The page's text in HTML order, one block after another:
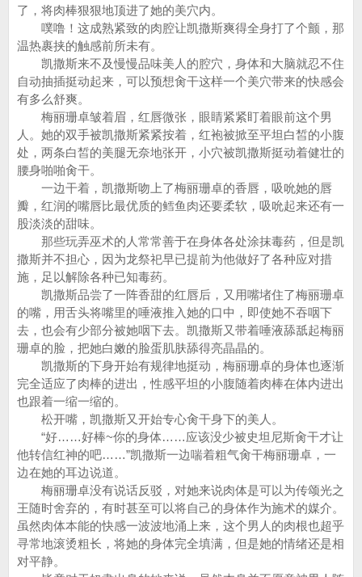
了，将肉棒狠狠地顶进了她的美穴内。
噗噜！这成熟紧致的肉腔让凯撒斯爽得全身打了个颤，那
温热裹挟的触感前所未有。
凯撒斯来不及慢慢品味美人的腔穴，身体和大脑就忍不住
自动抽插挺动起来，可以预想肏干这样一个美穴带来的快感会
有多么舒爽。
梅丽珊卓皱着眉，红唇微张，眼睛紧紧盯着眼前这个男
人。她的双手被凯撒斯紧紧按着，红袍被掀至平坦白皙的小腹
处，两条白皙的美腿无奈地张开，小穴被凯撒斯挺动着健壮的
腰身啪啪肏干。
一边干着，凯撒斯吻上了梅丽珊卓的香唇，吸吮她的唇
瓣，红润的嘴唇比最优质的鳕鱼肉还要柔软，吸吮起来还有一
股淡淡的甜味。
那些玩弄巫术的人常常善于在身体各处涂抹毒药，但是凯
撒斯并不担心，因为龙祭祀早已提前为他做好了各种应对措
施，足以解除各种已知毒药。
凯撒斯品尝了一阵香甜的红唇后，又用嘴堵住了梅丽珊卓
的嘴，用舌头将嘴里的唾液推入她的口中，即使她不吞咽下
去，也会有少部分被她咽下去。凯撒斯又带着唾液舔舐起梅丽
珊卓的脸，把她白嫩的脸蛋肌肤舔得亮晶晶的。
凯撒斯的下身开始有规律地挺动，梅丽珊卓的身体也逐渐
完全适应了肉棒的进出，性感平坦的小腹随着肉棒在体内进出
也跟着一缩一缩的。
松开嘴，凯撒斯又开始专心肏干身下的美人。
“好……好棒~你的身体……应该没少被史坦尼斯肏干才让
他转信红神的吧……”凯撒斯一边喘着粗气肏干梅丽珊卓，一
边在她的耳边说道。
梅丽珊卓没有说话反驳，对她来说肉体是可以为传颂光之
王随时舍弃的，有时甚至可以将自己的身体作为施术的媒介。
虽然肉体本能的快感一波波地涌上来，这个男人的肉根也超乎
寻常地滚烫粗长，将她的身体完全填满，但是她的情绪还是相
对平静。